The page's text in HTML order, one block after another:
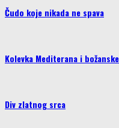
Čudo koje nikada ne spava
Kolevka Mediterana i
Div zlatnog srca